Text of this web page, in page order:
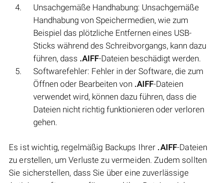
Unsachgemäße Handhabung: Unsachgemäße
Handhabung von Speichermedien, wie zum
Beispiel das plötzliche Entfernen eines USB-
Sticks während des Schreibvorgangs, kann dazu
führen, dass .AIFF-Dateien beschädigt werden.
Softwarefehler: Fehler in der Software, die zum
Öffnen oder Bearbeiten von .AIFF-Dateien
verwendet wird, können dazu führen, dass die
Dateien nicht richtig funktionieren oder verloren
gehen.
Es ist wichtig, regelmäßig Backups Ihrer .AIFF-Dateien
zu erstellen, um Verluste zu vermeiden. Zudem sollten
Sie sicherstellen, dass Sie über eine zuverlässige